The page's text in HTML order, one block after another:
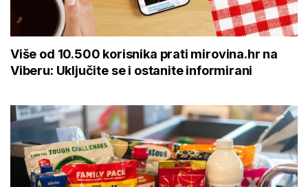
Više od 10.500 korisnika prati mirovina.hr na
Viberu: Uključite se i ostanite informirani